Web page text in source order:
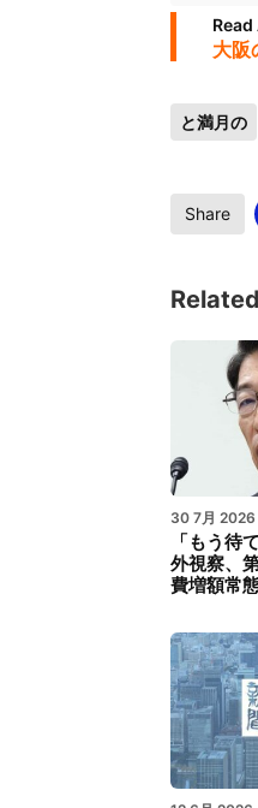
大阪
と満月の
Share
30 7月 2026
「もう待
外視察、
費増額常